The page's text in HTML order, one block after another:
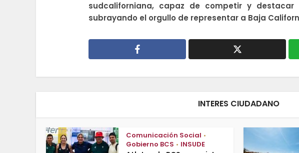
sudcaliforniana, capaz de competir y destacar
subrayando el orgullo de representar a Baja
INTERES CIUDADANO
Comunicación Social •
Gobierno BCS • INSUDE